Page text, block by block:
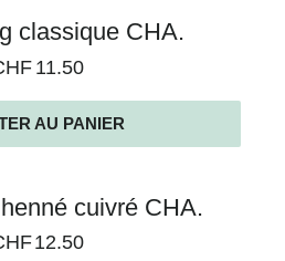
classique CHA.
11.50
AU PANIER
cuivré CHA.
12.50